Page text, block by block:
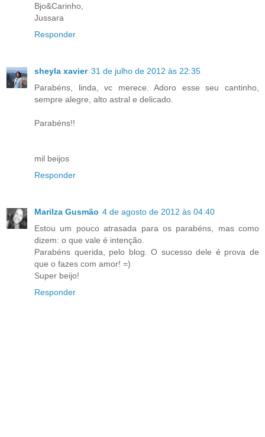
Bjo&Carinho,
Jussara
Responder
sheyla xavier 31 de julho de 2012 às 22:35
Parabéns, linda, vc merece. Adoro esse seu cantinho,
sempre alegre, alto astral e delicado.
Parabéns!!
mil beijos
Responder
Marilza Gusmão 4 de agosto de 2012 às 04:40
Estou um pouco atrasada para os parabéns, mas como
dizem: o que vale é intenção.
Parabéns querida, pelo blog. O sucesso dele é prova de
que o fazes com amor! =)
Super beijo!
Responder